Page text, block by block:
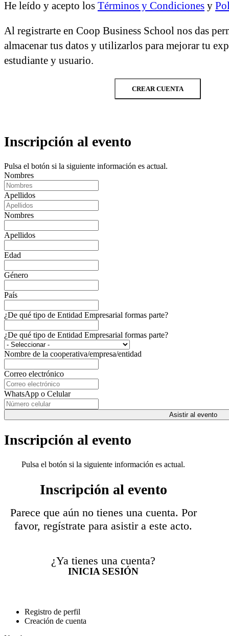
He leído y acepto los Términos y Condiciones y
Al registrarte en Coop Business School nos das
almacenar tus datos y utilizarlos para mejorar tu
estudiante y usuario.
CREAR CUENTA
Inscripción al evento
Pulsa el botón si la siguiente información es actual.
Nombres
Apellidos
Nombres
Apellidos
Edad
Género
País
¿De qué tipo de Entidad Empresarial formas parte?
¿De qué tipo de Entidad Empresarial formas parte?
Nombre de la cooperativa/empresa/entidad
Correo electrónico
WhatsApp o Celular
Asistir al evento
Inscripción al evento
Pulsa el botón si la siguiente información es actual.
Inscripción al evento
Parece que aún no tienes una cuenta. Por
favor, regístrate para asistir a este acto.
¿Ya tienes una cuenta?
INICIA SESIÓN
Registro de perfil
Creación de cuenta